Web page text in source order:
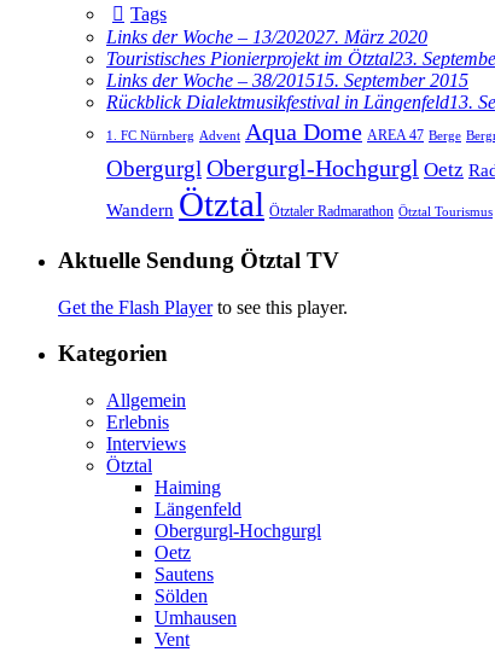
Tags
Links der Woche – 13/202027. März 2020
Touristisches Pionierprojekt im Ötztal23.
Links der Woche – 38/201515. September 2015
Rückblick Dialektmusikfestival in Längenfeld13.
1. FC Nürnberg Advent Aqua Dome AREA 47 Berge
ObergurglObergurgl-Hochgurgl Oetz
Wandern Ötztal Ötztaler Radmarathon Ötztal Tourismus
Aktuelle Sendung Ötztal TV
Get the Flash Playerto see this player.
Kategorien
Allgemein
Erlebnis
Interviews
Ötztal
Haiming
Längenfeld
Obergurgl-Hochgurgl
Oetz
Sautens
Sölden
Umhausen
Vent